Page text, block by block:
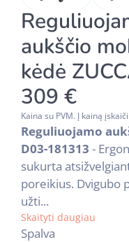
aukščio
kėdė
309 €
Kaina su PVM. Į kainą
Reguliuojamo
D03-181313 -
sukurta
poreikius. Dvigubo
užti...
Skaityti daugiau
Spalva